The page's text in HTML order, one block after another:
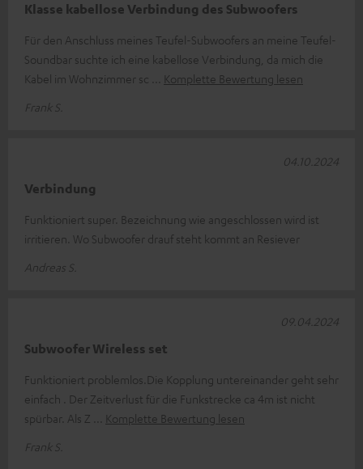
Klasse kabellose Verbindung des Subwoofers
Für den Anschluss meines Teufel-Subwoofers an meine Teufel-
Soundbar suchte ich eine kabellose Verbindung, da mich die
Kabel im Wohnzimmer sc
Komplette Bewertung lesen
Frank S.
Verbindung
Funktioniert super. Bezeichnung wie angeschlossen wird ist
irritieren. Wo Subwoofer drauf steht kommt an Resiever
Andreas S.
04.10.2024
Subwoofer Wireless set
Funktioniert problemlos.Die Kopplung untereinander geht sehr
einfach . Der Zeitverlust für die Funkstrecke ca 4m ist nicht
spürbar. Als Z
Komplette Bewertung lesen
Frank S.
09.04.2024